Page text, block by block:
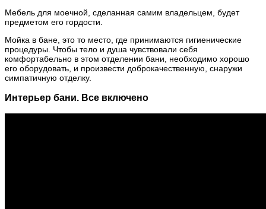
Мебель для моечной, сделанная самим владельцем, будет
предметом его гордости.
Мойка в бане, это то место, где принимаются гигиенические
процедуры. Чтобы тело и душа чувствовали себя
комфортабельно в этом отделении бани, необходимо хорошо
его оборудовать, и произвести доброкачественную, снаружи
симпатичную отделку.
Интерьер бани. Все включено